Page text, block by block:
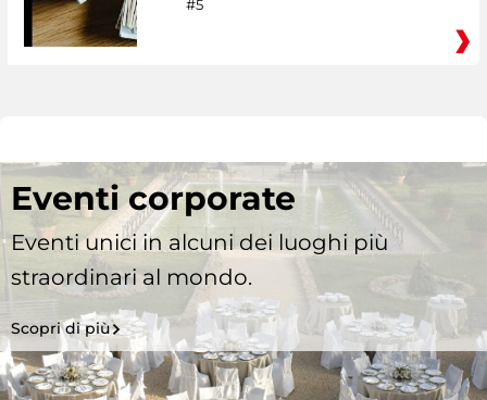
#5
Eventi corporate
Eventi unici in alcuni dei luoghi più
straordinari al mondo.
Scopri di più